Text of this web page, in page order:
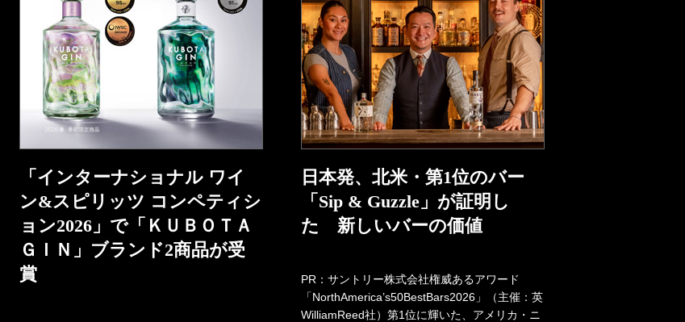
「インターナショナル ワイ
ン&スピリッツ コンペティシ
ョン2026」で「ＫＵＢＯＴＡ
ＧＩＮ」ブランド2商品が受
賞
日本発、北米・第1位のバー
「Sip & Guzzle」が証明し
た 新しいバーの価値
PR：サントリー株式会社権威あるアワード
「NorthAmerica’s50BestBars2026」（主催：英
WilliamReed社）第1位に輝いた、アメリカ・ニ